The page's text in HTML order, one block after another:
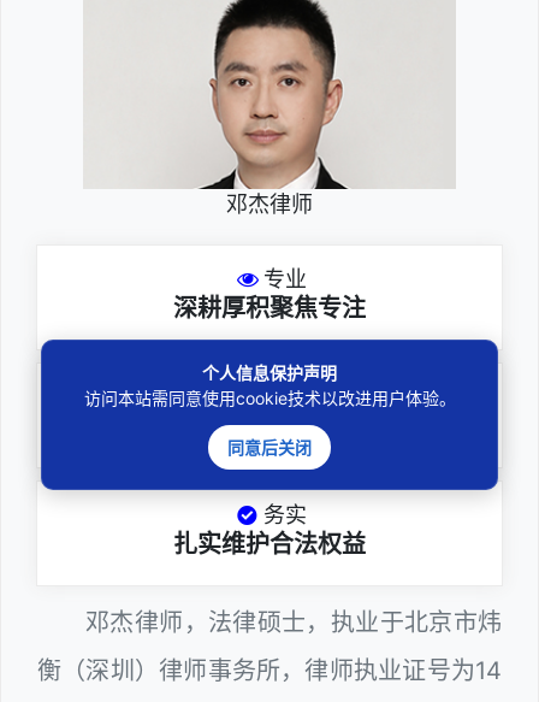
邓杰律师
专业
深耕厚积聚焦专注
尽责
全力办理委托事项
务实
扎实维护合法权益
邓杰律师，法律硕士，执业于北京市炜
衡（深圳）律师事务所，律师执业证号为14
个人信息保护声明
访问本站需同意使用cookie技术以改进用户体验。
同意后关闭